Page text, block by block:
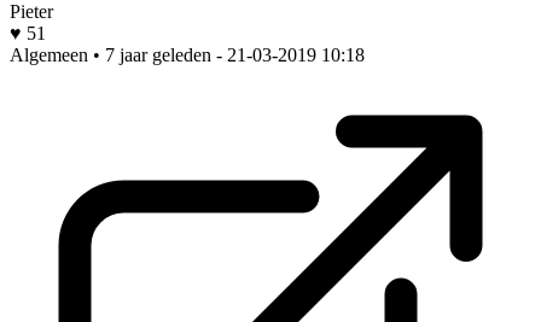
Pieter
♥ 51
Algemeen • 7 jaar geleden - 21-03-2019 10:18